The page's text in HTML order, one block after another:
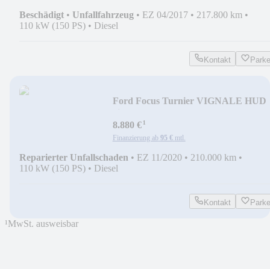
Beschädigt • Unfallfahrzeug • EZ 04/2017 • 217.800 km •
110 kW (150 PS) • Diesel
Kontakt
Ford Focus Turnier VIGNALE HUD
8.880 €¹
Finanzierung ab 95 € mtl.
Reparierter Unfallschaden • EZ 11/2020 • 210.000 km •
110 kW (150 PS) • Diesel
Kontakt
¹MwSt. ausweisbar